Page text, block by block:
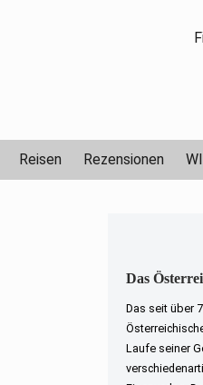
Reisen Rezensionen
Das
Das seit über
Laufe seiner